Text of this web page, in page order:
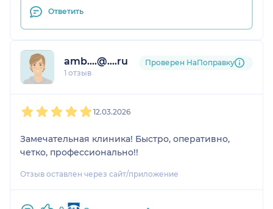
Ответить
amb....@....ru
1 отзыв
Проверен НаПоправку
12.03.2026
Замечательная клиника! Быстро, оперативно,
четко, профессионально!!
Отзыв оставлен через сайт/приложение